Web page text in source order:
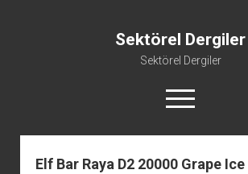
Sektörel Dergiler
Sektörel Dergiler
menüyü
aç
Linkedin Beğeni Atma
Elf Bar Raya D2 20000 Grape Ice